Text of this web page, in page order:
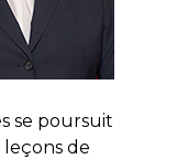
se poursuit
leçons de